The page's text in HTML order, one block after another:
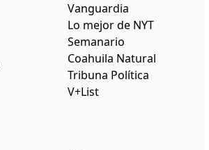
Vanguardia
Lo mejor de NYT
Semanario
Coahuila Natural
Tribuna Política
V+List